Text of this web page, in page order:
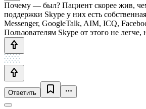
Почему — был? Пациент скорее жив,
поддержки Skype у них есть
Messenger, GoogleTalk, AIM, ICQ,
Пользователям Skype от этого не легче,
Ответить